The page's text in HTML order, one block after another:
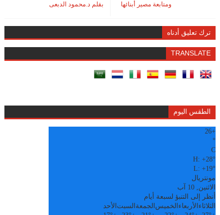
بقلم د.محمود الدبعى
ومتابعة مصير أبنائها
ترك تعليق أدناه
TRANSLATE
الطقس اليوم
+
26
°
C
H:+28°
L:+19°
مونتريال
الاثنين, 10 آب
أنظر إلى التنبؤ لسبعة أيام
الثلاثاء الأربعاء الخميس الجمعة السبت الأحد